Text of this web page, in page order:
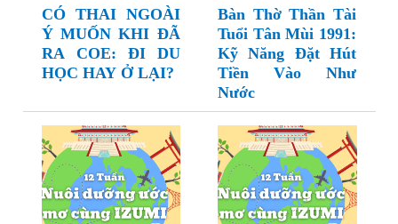
CÓ THAI NGOÀI
Ý MUỐN KHI ĐÃ
RA COE: ĐI DU
HỌC HAY Ở LẠI?
Bàn Thờ Thần Tài
Tuổi Tân Mùi 1991:
Kỹ Năng Đặt Hút
Tiền Vào Như
Nước